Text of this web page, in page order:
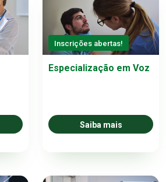
Inscrições abertas!
Especialização em Voz
Saiba mais